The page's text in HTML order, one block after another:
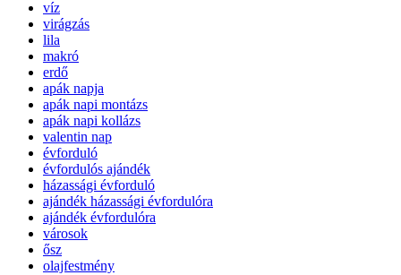
víz
virágzás
lila
makró
erdő
apák napja
apák napi montázs
apák napi kollázs
valentin nap
évforduló
évfordulós ajándék
házassági évforduló
ajándék házassági évfordulóra
ajándék évfordulóra
városok
ősz
olajfestmény